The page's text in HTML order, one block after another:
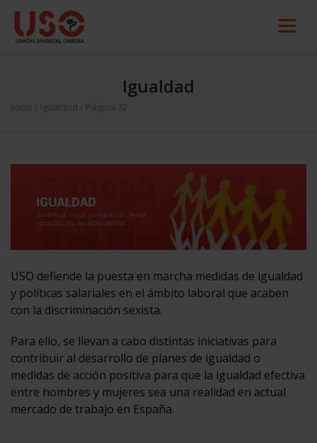
Igualdad
Inicio Igualdad / Página 72
USO defiende la puesta en marcha medidas de igualdad
y políticas salariales en el ámbito laboral que acaben
con la discriminación sexista.
Para ello, se llevan a cabo distintas iniciativas para
contribuir al desarrollo de planes de igualdad o
medidas de acción positiva para que la igualdad efectiva
entre hombres y mujeres sea una realidad en actual
mercado de trabajo en España.